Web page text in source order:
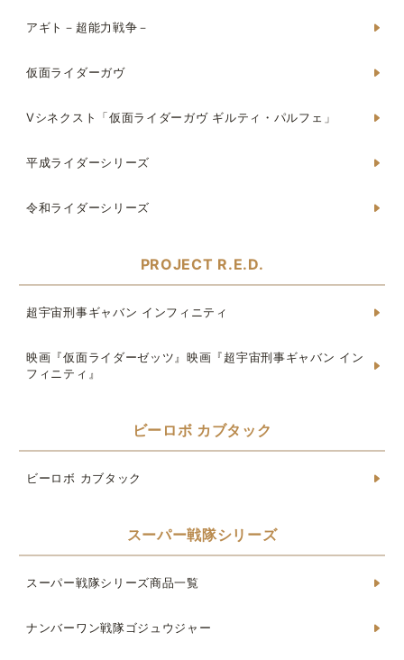
アギト－超能力戦争－
仮面ライダーガヴ
Vシネクスト「仮面ライダーガヴ ギルティ・パルフェ」
平成ライダーシリーズ
令和ライダーシリーズ
PROJECT R.E.D.
超宇宙刑事ギャバン インフィニティ
映画『仮面ライダーゼッツ』映画『超宇宙刑事ギャバン イン
フィニティ』
ビーロボ カブタック
ビーロボ カブタック
スーパー戦隊シリーズ
スーパー戦隊シリーズ商品一覧
ナンバーワン戦隊ゴジュウジャー